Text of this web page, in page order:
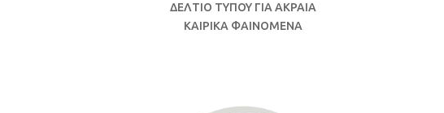
ΔΕΛΤΙΟ ΤΥΠΟΥ ΓΙΑ ΑΚΡΑΙΑ
ΚΑΙΡΙΚΑ ΦΑΙΝΟΜΕΝΑ